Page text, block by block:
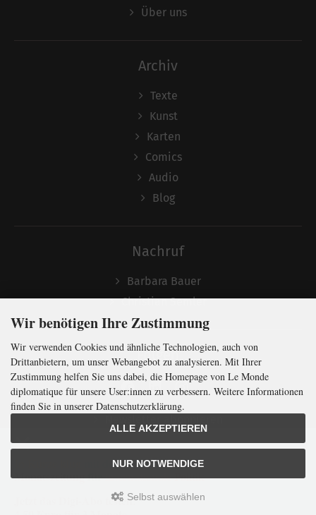
mit der weltweitgrößten
MonatszeitungfürinternationalePolitik
Jetzt das Digi-Abo testen:
Über uns
Archiv
Texte
Kunst
Karten
Comics
Audio
Blog
Nachruf
Barbara Bauer
Christian Semler
Folgen
LMd © 2026 | Template © 2009-2026 bymodified eCommerce Shopsoftware
Wir benötigen Ihre Zustimmung
Wir verwenden Cookies und ähnliche Technologien, auch von
Drittanbietern, um unser Webangebot zu analysieren. Mit Ihrer
Zustimmung helfen Sie uns dabei, die Homepage von Le Monde
diplomatique für unsere User:innen zu verbessern. Weitere Informationen
finden Sie in unserer Datenschutzerklärung.
ALLE AKZEPTIEREN
NUR NOTWENDIGE
Selbst auswählen